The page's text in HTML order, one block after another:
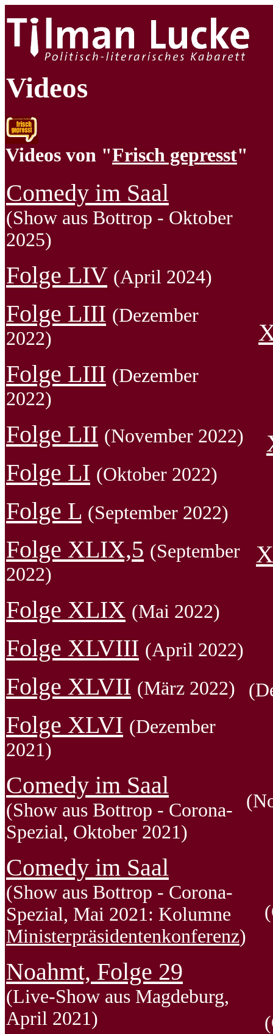
Videos
Videos von "Frisch gepresst"
Comedy im Saal
(Show aus Bottrop - Oktober
2025)
Folge LIV (April 2024)
Folge LIII (Dezember
2022)
Folge LIII (Dezember
2022)
Folge LII (November 2022)
Folge LI (Oktober 2022)
Folge L (September 2022)
Folge XLIX,5 (September
2022)
Folge XLIX (Mai 2022)
Folge XLVIII (April 2022)
Folge XLVII (März 2022)
Folge XLVI (Dezember
2021)
Comedy im Saal
(Show aus Bottrop - Corona-
Spezial, Oktober 2021)
Comedy im Saal
(Show aus Bottrop - Corona-
Spezial, Mai 2021: Kolumne
Ministerpräsidentenkonferenz)
Noahmt, Folge 29
(Live-Show aus Magdeburg,
April 2021)